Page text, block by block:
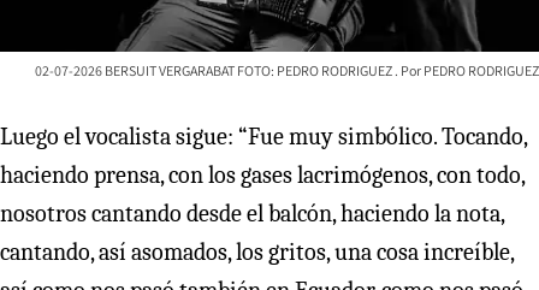
02-07-2026 BERSUIT VERGARABAT FOTO: PEDRO RODRIGUEZ PEDRO RODRIGUEZ
Luego el vocalista sigue: “Fue muy simbólico. Tocando,
haciendo prensa, con los gases lacrimógenos, con todo,
nosotros cantando desde el balcón, haciendo la nota,
cantando, así asomados, los gritos, una cosa increíble,